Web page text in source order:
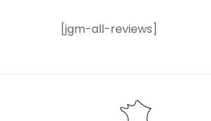
[jgm-all-reviews]